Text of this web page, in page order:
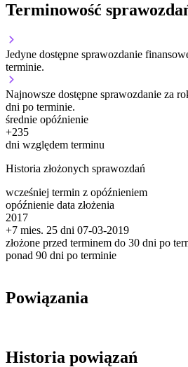
Terminowość
Jedyne dostępne sprawozdanie
terminie.
Najnowsze dostępne sprawozdanie za
dni po terminie.
średnie opóźnienie
+235
dni względem terminu
Historia złożonych sprawozdań
wcześniej termin z opóźnieniem
opóźnienie data złożenia
2017
+7 mies. 25 dni 07-03-2019
złożone przed terminem do 30 dni po
ponad 90 dni po terminie
Powiązania
Historia powiązań